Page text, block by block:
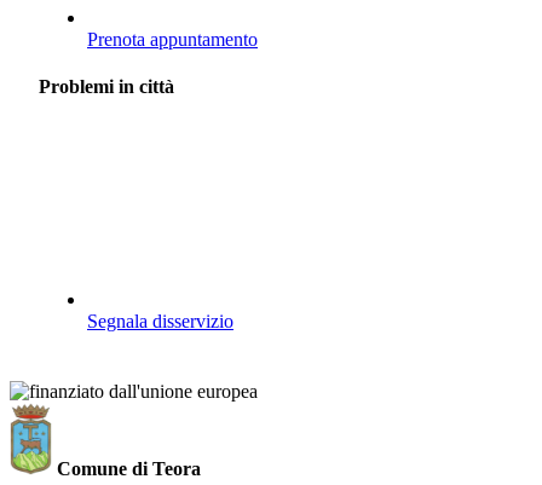
Prenota appuntamento
Problemi in città
Segnala disservizio
Comune di Teora